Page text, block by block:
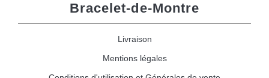
Bracelet-de-Montre
Livraison
Mentions légales